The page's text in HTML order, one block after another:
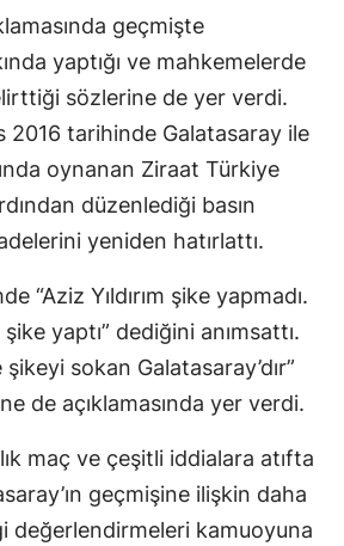
geçmişte
yaptığı ve mahkemelerde
sözlerine de yer verdi.
2016 tarihinde Galatasaray ile
oynanan Ziraat Türkiye
düzenlediği basın
yeniden hatırlattı.
“Aziz Yıldırım şike yapmadı.
yaptı” dediğini anımsattı.
şikeyi sokan Galatasaray’dır”
de açıklamasında yer verdi.
maç ve çeşitli iddialara atıfta
geçmişine ilişkin daha
değerlendirmeleri kamuoyuna